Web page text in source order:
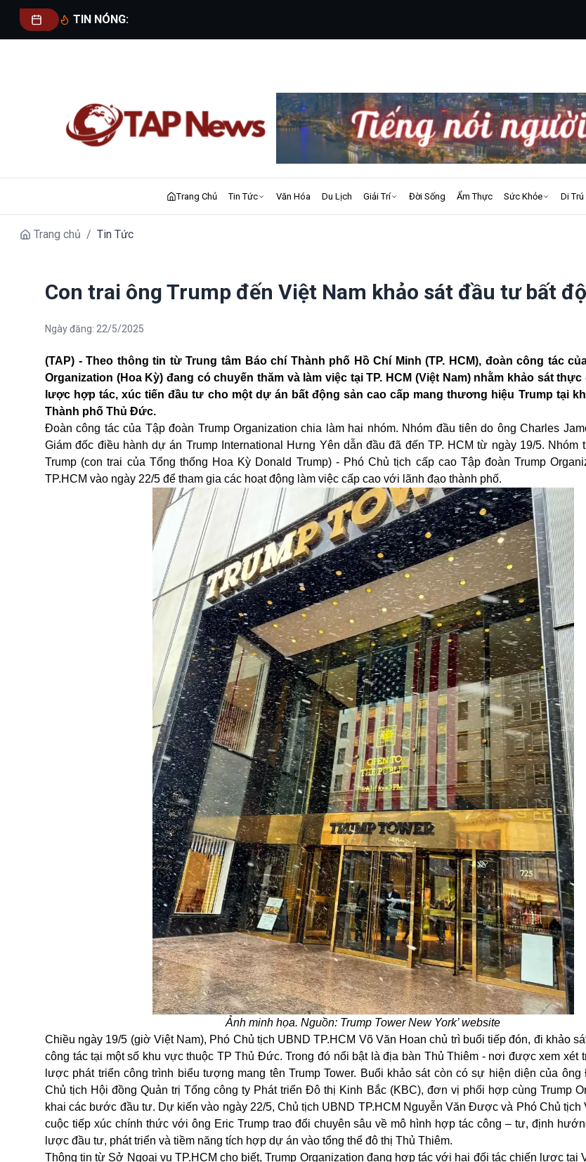
TIN NÓNG:
Trang Chủ Tin Tức Văn Hóa Du Lịch Giải Trí Đời Sống Ẩm Thực Sức Khỏe Di Trú
Trang chủ / Tin Tức
Con trai ông Trump đến Việt Nam khảo sát đầu tư bất
Ngày đăng: 22/5/2025
(TAP) - Theo thông tin từ Trung tâm Báo chí Thành phố Hồ Chí Minh (TP. HCM), đoàn công tác
Organization (Hoa Kỳ) đang có chuyến thăm và làm việc tại TP. HCM (Việt Nam) nhằm khảo sát
lược hợp tác, xúc tiến đầu tư cho một dự án bất động sản cao cấp mang thương hiệu Trump tại
Thành phố Thủ Đức.
Đoàn công tác của Tập đoàn Trump Organization chia làm hai nhóm. Nhóm đầu tiên do ông Charles
Giám đốc điều hành dự án Trump International Hưng Yên dẫn đầu đã đến TP. HCM từ ngày 19/5. Nhóm
Trump (con trai của Tổng thống Hoa Kỳ Donald Trump) -Phó Chủ tịch cấp cao Tập đoàn Trump
TP.HCM vào ngày 22/5 để tham gia các hoạt động làm việc cấp cao với lãnh đạo thành phố.
Ảnh minh họa. Nguồn: Trump Tower New York’ website
Chiều ngày 19/5 (giờ Việt Nam), Phó Chủ tịch UBND TP.HCM Võ Văn Hoan chủ trì buổi tiếp đón, đi khảo
công tác tại một số khu vực thuộc TP Thủ Đức. Trong đó nổi bật là địa bàn Thủ Thiêm -nơi được xem xét
lược phát triển công trình biểu tượng mang tên Trump Tower. Buổi khảo sát còn có sự hiện diện của
Chủ tịch Hội đồng Quản trị Tổng công ty Phát triển Đô thị Kinh Bắc (KBC), đơn vị phối hợp cùng Trump
khai các bước đầu tư. Dự kiến vào ngày 22/5, Chủ tịch UBND TP.HCM Nguyễn Văn Được và Phó Chủ tịch
cuộc tiếp xúc chính thức với ông Eric Trump trao đổi chuyên sâu về mô hình hợp tác công – tư, định
lược đầu tư, phát triển và tiềm năng tích hợp dự án vào tổng thể đô thị Thủ Thiêm.
Thông tin từ Sở Ngoại vụ TP.HCM cho biết, Trump Organization đang hợp tác với hai đối tác chiến lược tại